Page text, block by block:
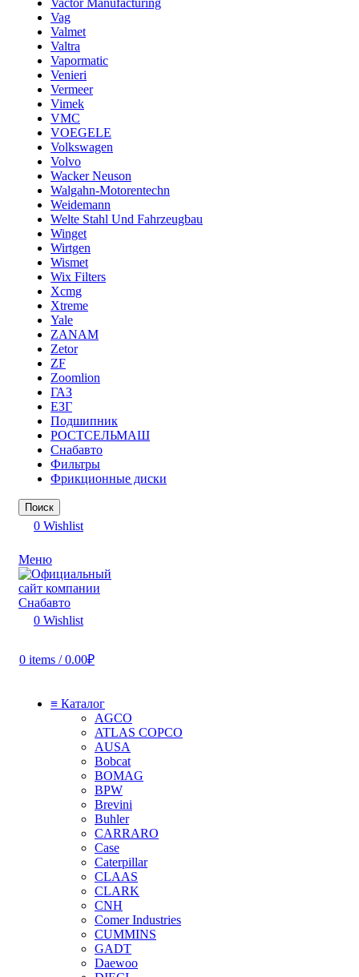
Vactor Manufacturing
Vag
Valmet
Valtra
Vapormatic
Venieri
Vermeer
Vimek
VMC
VOEGELE
Volkswagen
Volvo
Wacker Neuson
Walgahn-Motorentechn
Weidemann
Welte Stahl Und Fahrzeugbau
Winget
Wirtgen
Wismet
Wix Filters
Xcmg
Xtreme
Yale
ZANAM
Zetor
ZF
Zoomlion
ГАЗ
ЕЗГ
Подшипник
РОСТСЕЛЬМАШ
Снабавто
Фильтры
Фрикционные диски
Поиск
0 Wishlist
Меню
0 Wishlist
0 items / 0.00₽
≡ Каталог
AGCO
ATLAS COPCO
AUSA
Bobcat
BOMAG
BPW
Brevini
Buhler
CARRARO
Case
Caterpillar
CLAAS
CLARK
CNH
Comer Industries
CUMMINS
GADT
Daewoo